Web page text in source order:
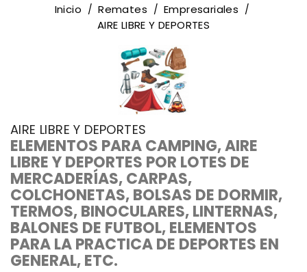
Inicio Remates
Empresariales
AIRE LIBRE Y DEPORTES
AIRE LIBRE Y DEPORTES
ELEMENTOS PARA CAMPING, AIRE
LIBRE Y DEPORTES POR LOTES DE
MERCADERÍAS, CARPAS,
COLCHONETAS, BOLSAS DE DORMIR,
TERMOS, BINOCULARES, LINTERNAS,
BALONES DE FUTBOL, ELEMENTOS
PARA LA PRACTICA DE DEPORTES EN
GENERAL, ETC.